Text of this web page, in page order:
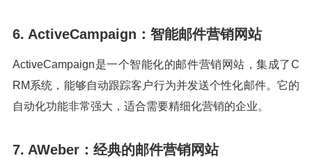
6. ActiveCampaign：智能邮件营销网站
ActiveCampaign是一个智能化的邮件营销网站，集成了C
RM系统，能够自动跟踪客户行为并发送个性化邮件。它的
自动化功能非常强大，适合需要精细化营销的企业。
7. AWeber：经典的邮件营销网站